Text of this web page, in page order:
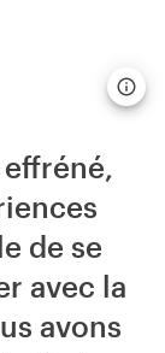
de se
avec la
avons